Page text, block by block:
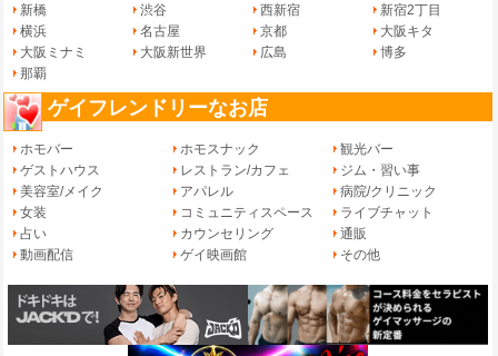
新橋
渋谷 西新宿
新宿2丁目
横浜
名古屋 京都
大阪キタ
大阪ミナミ
大阪新世界 広島
博多
那覇
ゲイフレンドリーなお店
ホモバー ホモスナック
観光バー
ゲストハウス
レストラン/カフェ
ジム・習い事
美容室/メイク
アパレル
病院/クリニック
女装
コミュニティスペース
ライブチャット
占い
カウンセリング
通販
動画配信
ゲイ映画館 その他